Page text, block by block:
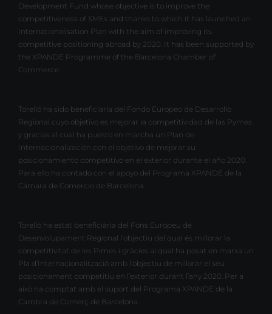
Development Fund whose objective is to improve the
competitiveness of SMEs and thanks to which it has launched an
Internationalisation Plan with the aim of improving its
competitive positioning abroad by 2020. It has been supported by
the XPANDE Programme of the Barcelona Chamber of
Commerce.
Torelló ha sido beneficiaria del Fondo Europeo de Desarrollo
Regional cuyo objetivo es mejorar la competitividad de las Pymes
y gracias al cual ha puesto en marcha un Plan de
Internacionalización con el objetivo de mejorar su
posicionamiento competitivo en el exterior durante el año 2020.
Para ello ha contado con el apoyo del Programa XPANDE de la
Cámara de Comercio de Barcelona.
Torelló ha estat beneficiària del Fons Europeu de
Desenvolupament Regional l’objectiu del qual és millorar la
competitivitat de les Pimes i gràcies al qual ha posat en marxa un
Pla d’Internacionalització amb l’objectiu de millorar el seu
posicionament competitiu en l’exterior durant l’any 2020. Per a
això ha comptat amb el suport del Programa XPANDE de la
Cambra de Comerç de Barcelona.